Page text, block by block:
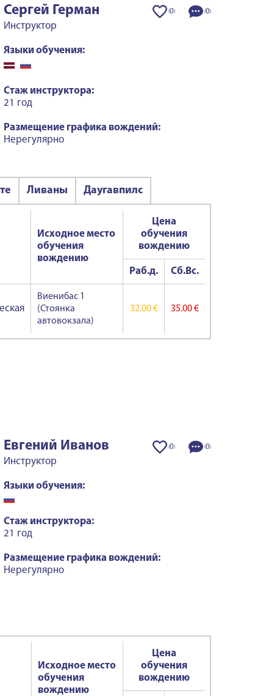
(0) (0)
Сергей Герман
Инструктор
Языки обучения:
Стаж инструктора:
21 год
Размещение графика вождений:
Нерегулярно
Ливаны Даугавпилс
Исходное место
обучения
вождению
Цена
обучения
вождению
Раб.д. Сб.Вс.
Виенибас 1
(Стоянка
автовокзала)
32.00 € 35.00 €
(0) (0)
Евгений Иванов
Инструктор
Языки обучения:
Стаж инструктора:
21 год
Размещение графика вождений:
Нерегулярно
Исходное место
обучения
вождению
Цена
обучения
вождению